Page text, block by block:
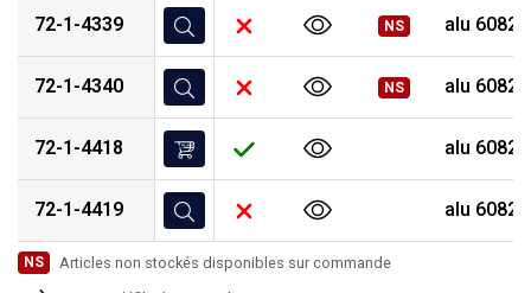
72-1-4339 NS alu 6082
72-1-4340 NS alu 6082
72-1-4418 alu 6082
72-1-4419 alu 6082
NS
Articles non stockés disponibles sur commande